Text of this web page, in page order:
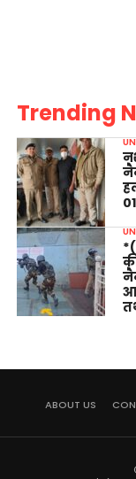
Trending
ABOUT US